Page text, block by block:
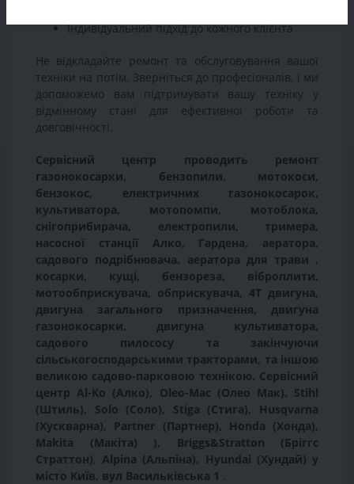
Індивідуальний підхід до кожного клієнта
Не відкладайте ремонт та обслуговування вашої
техніки на потім. Зверніться до професіоналів, і ми
допоможемо вам підтримувати вашу техніку у
відмінному стані для ефективної роботи та
довговічності.
Сервісний центр проводить ремонт
газонокосарки, бензопили, мотокоси,
бензокос, електричних газонокосарок,
культиватора, мотопомпи, мотоблока,
снігоприбирача, електропили, тримера,
насосної станції Алко, Гардена, аератора,
садового подрібнювача, аератора для трави ,
косарки, кущі, бензореза, віброплити,
мотообприскувача, обприскувача, 4Т двигуна,
двигуна загального призначення, двигуна
газонокосарки, двигуна культиватора,
садового пилососу та закінчуючи
сільськогосподарськими тракторами, та іншою
великою садово-парковою технікою. Сервісний
центр Al-Ko (Алко), Oleo-Mac (Олео Мак), Stihl
(Штиль), Solo (Соло), Stiga (Стига), Husqvarna
(Хускварна), Partner (Партнер), Honda (Хонда),
Makita (Макіта) ), Briggs&Stratton (Бріггс
Страттон), Alpina (Альпіна), Hyundai (Хундай) у
місто Київ, вул Васильківська 1